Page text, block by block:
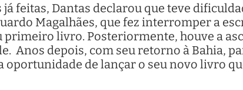
feitas, Dantas declarou que teve
Magalhães, que fez interromper a
livro. Posteriormente, houve a
Anos depois, com seu retorno à Bahia,
oportunidade de lançar o seu novo livro